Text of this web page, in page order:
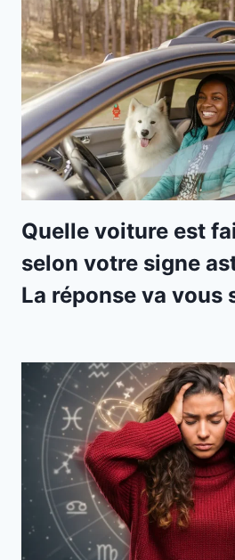
Quelle voiture est
selon votre signe
La réponse va vous